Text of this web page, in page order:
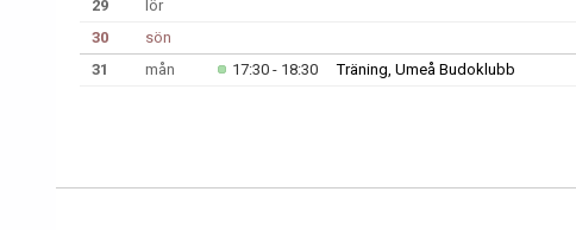
29
lör
30
sön
31 mån 17:30 - 18:30 Träning, Umeå Budoklubb